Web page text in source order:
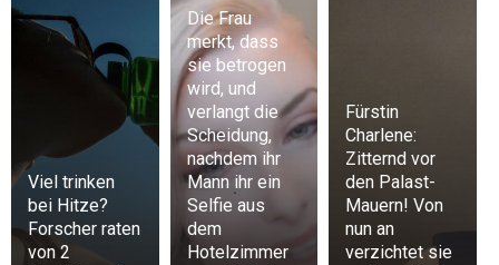
Viel trinken
bei Hitze?
Forscher raten
von 2
Die Frau
merkt, dass
sie betrogen
wird, und
verlangt die
Scheidung,
nachdem ihr
Mann ihr ein
Selfie aus
dem
Hotelzimmer
Fürstin
Charlene:
Zitternd vor
den Palast-
Mauern! Von
nun an
verzichtet sie